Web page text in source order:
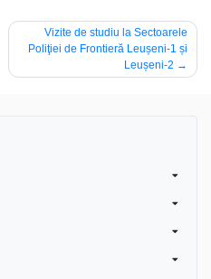
Vizite de studiu la Sectoarele
Poliţiei de Frontieră Leușeni-1 și
Leușeni-2